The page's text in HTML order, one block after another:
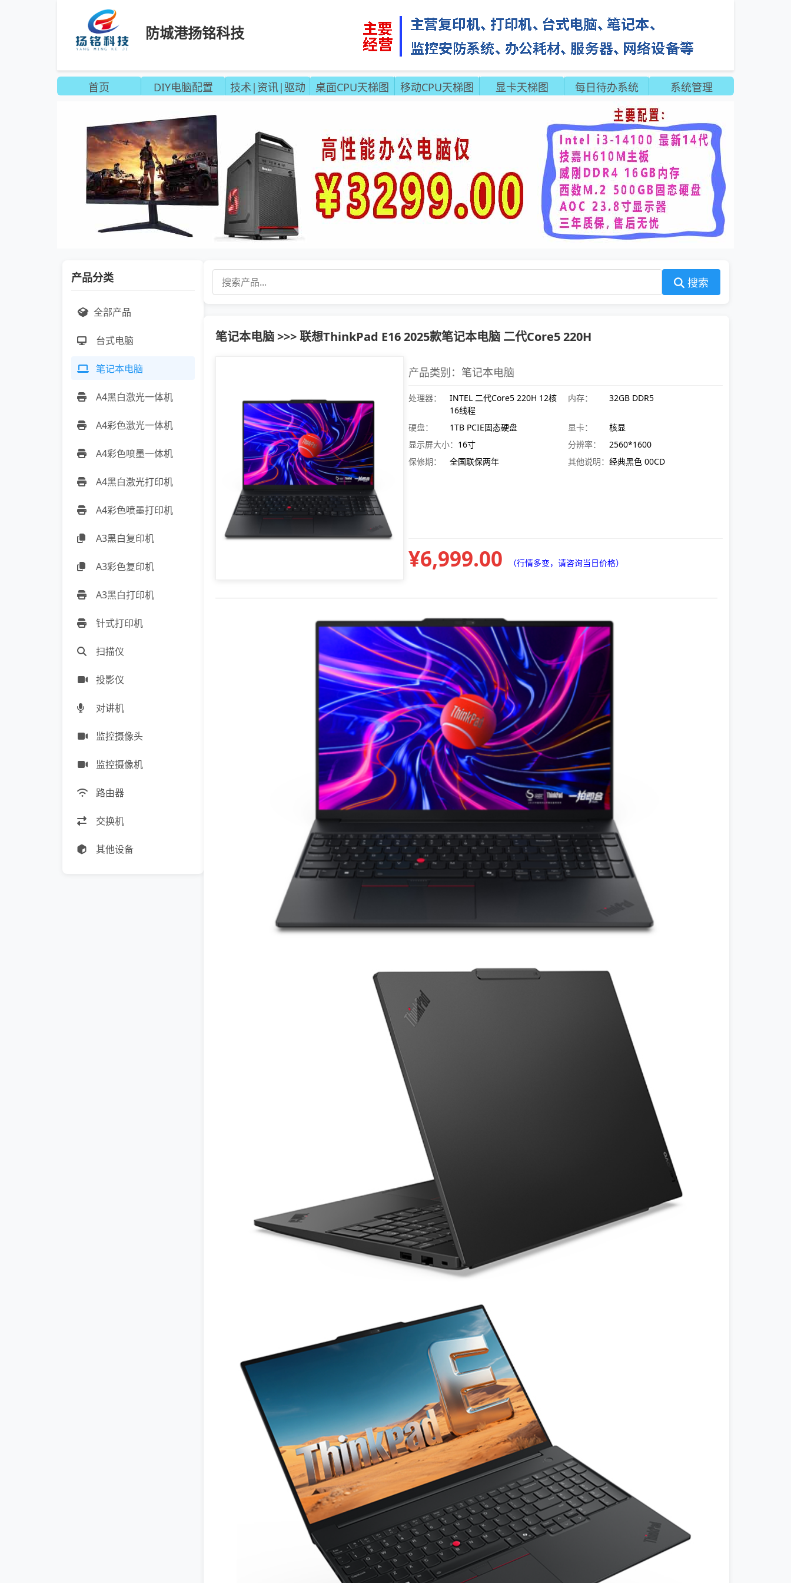
防城港扬铭科技
首页 DIY电脑配置 技术|资讯|驱动 桌面CPU天梯图 移动CPU天梯图 显卡天梯图 每日待办系统 系统管理
产品分类
全部产品
台式电脑
笔记本电脑
A4黑白激光一体机
A4彩色激光一体机
A4彩色喷墨一体机
A4黑白激光打印机
A4彩色喷墨打印机
A3黑白复印机
A3彩色复印机
A3黑白打印机
针式打印机
扫描仪
投影仪
对讲机
监控摄像头
监控摄像机
路由器
交换机
其他设备
搜索
笔记本电脑 >>> 联想ThinkPad E16 2025款笔记本电脑 二代Core5 220H
产品类别：笔记本电脑
处理器：
INTEL 二代Core5 220H 12核
16线程
内存： 32GB DDR5
硬盘： 1TB PCIE固态硬盘 显卡：
核显
显示屏大小： 16寸 分辨率：
2560*1600
保修期：
全国联保两年 其他说明： 经典黑色 00CD
¥6,999.00 （行情多变，请咨询当日价格）